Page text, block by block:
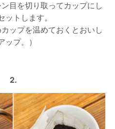
目を切り取ってカップにし
ットします。
カップを温めておくとおいし
ップ。）
2.